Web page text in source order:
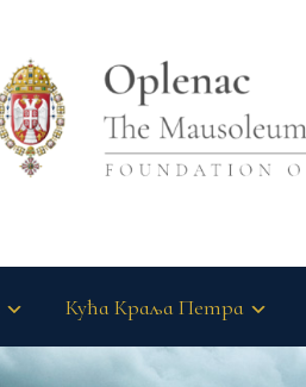
Кућа Краља Петра